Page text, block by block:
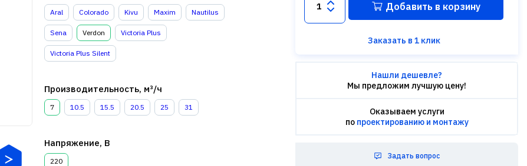
Aral Colorado Kivu Maxim Nautilus
Sena Verdon Victoria Plus
Victoria Plus Silent
Производительность, м³/ч
7 10.5 15.5 20.5 25 31
Напряжение, В
220
Добавить в корзину
Заказать в 1 клик
Нашли дешевле?
Мы предложим лучшую цену!
Оказываем услуги
по проектированию и монтажу
Задать вопрос